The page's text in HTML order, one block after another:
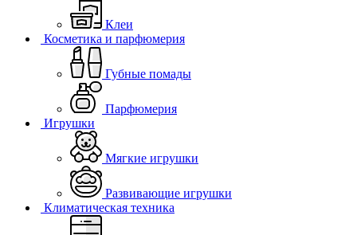
Клеи
Косметика и парфюмерия
Губные помады
Парфюмерия
Игрушки
Мягкие игрушки
Развивающие игрушки
Климатическая техника